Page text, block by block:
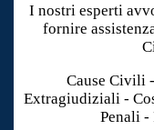
I nostri esperti
fornire
Cause Civili
Extragiudiziali -
Penali -